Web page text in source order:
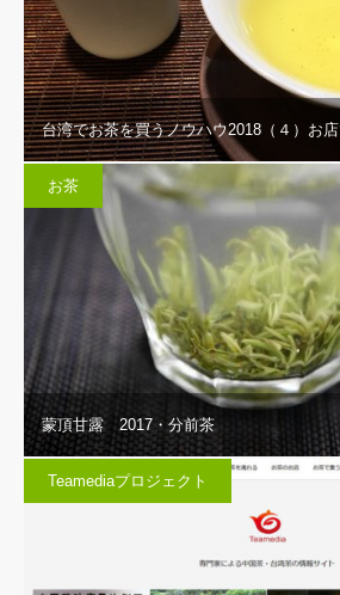
台湾でお茶を買うノウハウ2018（４）お
お茶
蒙頂甘露 2017・分前茶
Teamediaプロジェクト